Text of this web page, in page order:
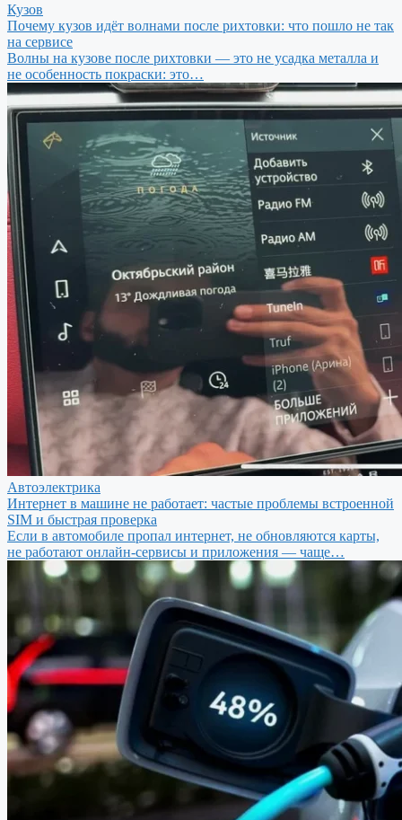
Кузов
Почему кузов идёт волнами после рихтовки: что пошло не так
на сервисе
Волны на кузове после рихтовки — это не усадка металла и
не особенность покраски: это…
Автоэлектрика
Интернет в машине не работает: частые проблемы встроенной
SIM и быстрая проверка
Если в автомобиле пропал интернет, не обновляются карты,
не работают онлайн-сервисы и приложения — чаще…